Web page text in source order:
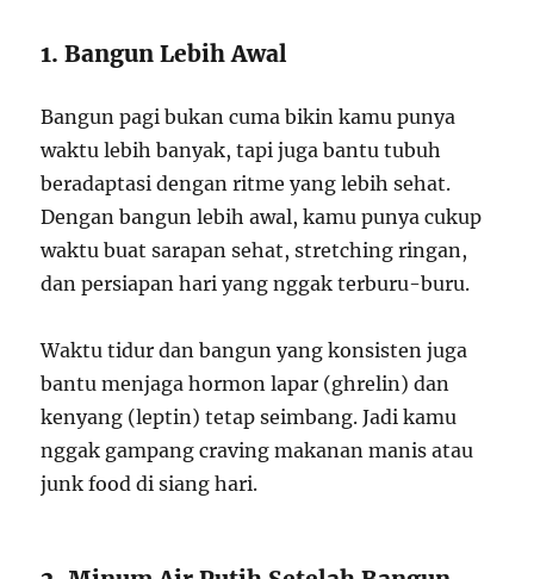
1. Bangun Lebih Awal
Bangun pagi bukan cuma bikin kamu punya
waktu lebih banyak, tapi juga bantu tubuh
beradaptasi dengan ritme yang lebih sehat.
Dengan bangun lebih awal, kamu punya cukup
waktu buat sarapan sehat, stretching ringan,
dan persiapan hari yang nggak terburu-buru.
Waktu tidur dan bangun yang konsisten juga
bantu menjaga hormon lapar (ghrelin) dan
kenyang (leptin) tetap seimbang. Jadi kamu
nggak gampang craving makanan manis atau
junk food di siang hari.